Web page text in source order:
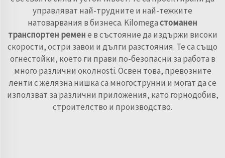
управляват най-трудните и най-тежките
натоварвания в бизнеса. Kilomegaстоманен
транспортен ремене в състояние да издържи високи
скорости, остри завои и дълги разстояния. Те са също
огнестойки, което ги прави по-безопасни за работа в
много различни околнosti. Освен това, превозните
ленти с желязна нишка са многострунни и могат да се
използват за различни приложения, като горнодобив,
строителство и производство.